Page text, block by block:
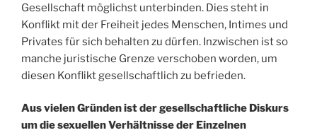
Gesellschaft möglichst unterbinden. Dies steht in
Konflikt mit der Freiheit jedes Menschen, Intimes und
Privates für sich behalten zu dürfen. Inzwischen ist so
manche juristische Grenze verschoben worden, um
diesen Konflikt gesellschaftlich zu befrieden.
Aus vielen Gründen ist der gesellschaftliche Diskurs
um die sexuellen Verhältnisse der Einzelnen